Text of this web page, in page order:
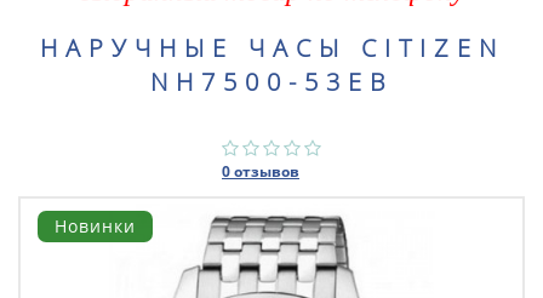
НАРУЧНЫЕ ЧАСЫ CITIZEN
NH7500-53EB
0 отзывов
Новинки